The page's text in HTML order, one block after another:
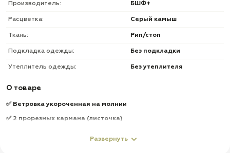
Производитель: БШФ+
Расцветка: Серый камыш
Ткань: Рип/стоп
Подкладка одежды: Без подкладки
Утеплитель одежды: Без утеплителя
О товаре
✅ Ветровка укороченная на молнии
✅ 2 прорезных кармана (листочка)
Развернуть